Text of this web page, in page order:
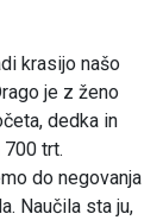
krasijo našo
je z ženo
dedka in
trt.
do negovanja
Naučila sta ju,